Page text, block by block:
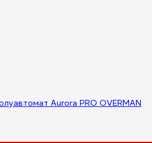
Aurora PRO OVERMAN